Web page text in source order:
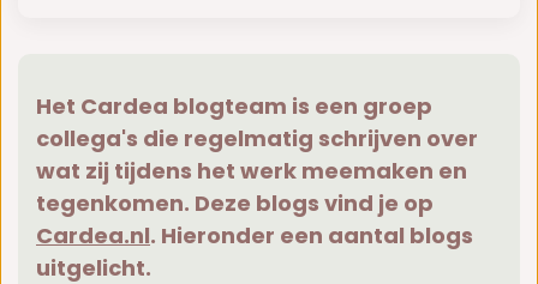
Het Cardea blogteam is een groep
collega's die regelmatig schrijven over
wat zij tijdens het werk meemaken en
tegenkomen. Deze blogs vind je op
Cardea.nl. Hieronder een aantal blogs
uitgelicht.